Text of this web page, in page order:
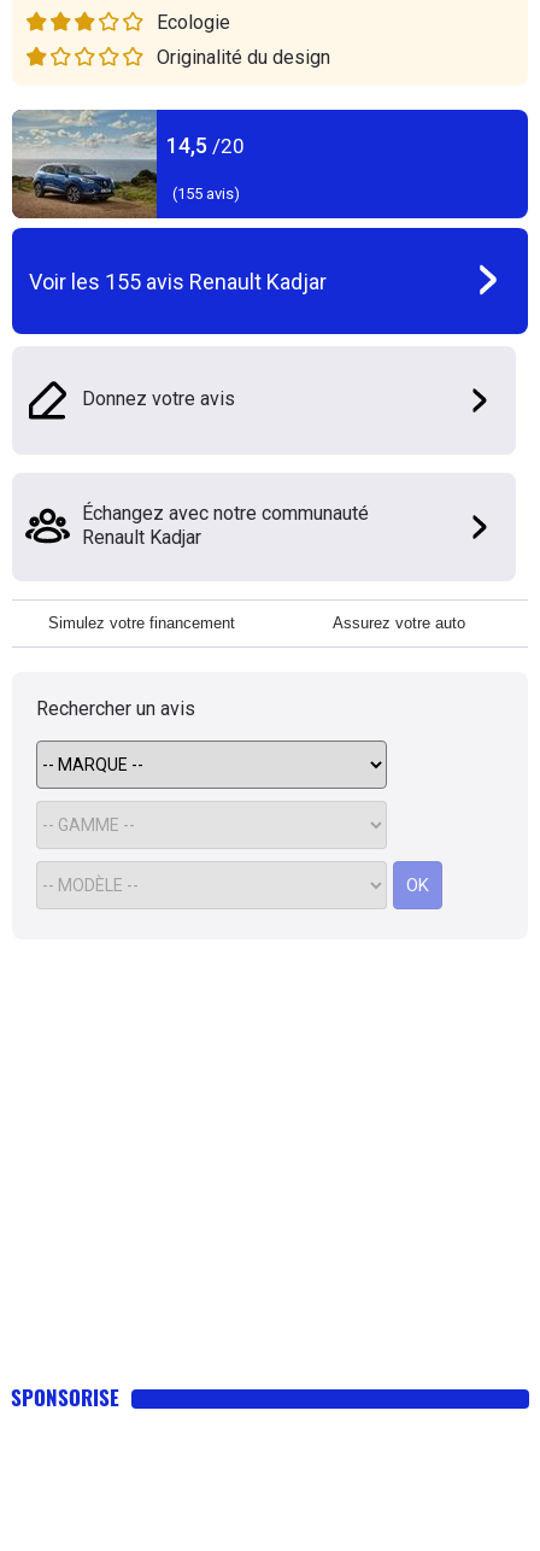
Ecologie
Originalité du design
14,5 /20
(155avis)
Voir les 155 avis Renault Kadjar
Donnez votre avis
Échangez avec notre communauté
Renault Kadjar
Simulez votre financement Assurez votre auto
Rechercher un avis
OK
SPONSORISE